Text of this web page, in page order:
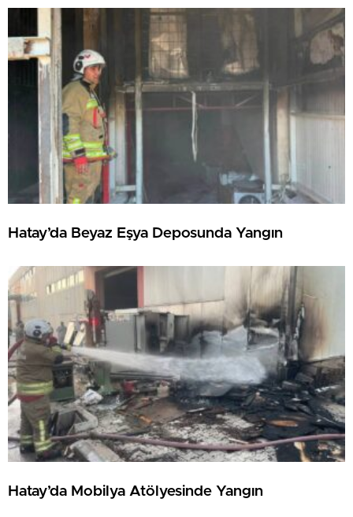
Hatay’da Beyaz Eşya Deposunda Yangın
Hatay’da Mobilya Atölyesinde Yangın